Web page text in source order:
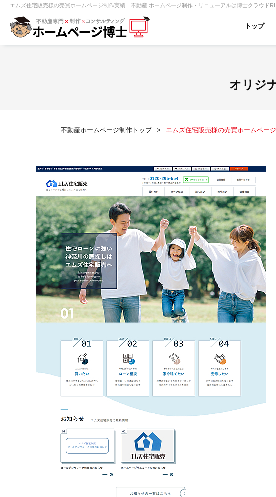
エムズ住宅販売様の売買ホームページ制作実績｜不動産 ホームページ制作・リニューアルは博士クラウド
トップ
不動産投資・収益
賃貸管理オーナー向け 建築請負・中古リノベ
不動産動画制作事例 動画配信サイト制作事例
オリジ
不動産ホームページ制作トップ エムズ住宅販売様の売買ホームペー